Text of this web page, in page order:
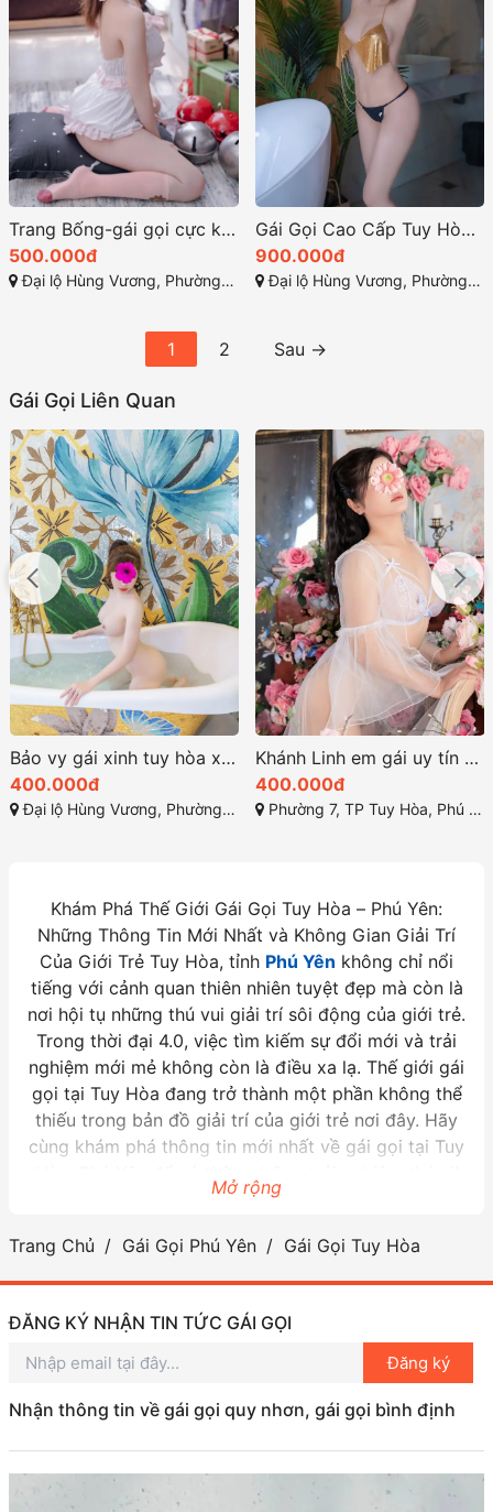
Trang Bống-gái gọi cực kỳ xinh đẹp tại Tuy Hòa, Phú Yên
500.000đ
Đại lộ Hùng Vương, Phường 7, Tuy Hòa, Phú Yên
Gái Gọi Cao Cấp Tuy Hòa: Nơi Đến Của Những Trải Nghiệm Đẳng Cấp
900.000đ
Đại lộ Hùng Vương, Phường 9, Tuy Hòa, Phú Yên
1 2 Sau →
Gái Gọi Liên Quan
Bảo vy gái xinh tuy hòa xinh đẹp và đầy sức hút
400.000đ
Đại lộ Hùng Vương, Phường 7, Tuy Hòa, Phú Yên
Khánh Linh em gái uy tín cho checker tp tuy hòa phú yên
400.000đ
Phường 7, TP Tuy Hòa, Phú Yên
Khám Phá Thế Giới Gái Gọi Tuy Hòa – Phú Yên:
Những Thông Tin Mới Nhất và Không Gian Giải Trí
Của Giới Trẻ Tuy Hòa, tỉnh Phú Yên không chỉ nổi
tiếng với cảnh quan thiên nhiên tuyệt đẹp mà còn là
nơi hội tụ những thú vui giải trí sôi động của giới trẻ.
Trong thời đại 4.0, việc tìm kiếm sự đổi mới và trải
nghiệm mới mẻ không còn là điều xa lạ. Thế giới gái
gọi tại Tuy Hòa đang trở thành một phần không thể
thiếu trong bản đồ giải trí của giới trẻ nơi đây. Hãy
cùng khám phá thông tin mới nhất về gái gọi tại Tuy
1. Nguyễn Đình Chiểu – Phường 7
uất nhất của Tuy Hòa, là nơi thường xuyên lui tới của
nhiều người. Với những quán cà phê, nhà hàng và
khu vui chơi giải trí đa dạng, khu vực này còn được
biết đến như là điểm hội tụ củanhững cô gái gọi nổi
. Đường phố Nguyễn Đình Chiểu không chỉ là nơi
để thưởng thức những món ăn ngon, mà còn là
“chốn dừng chân” của những tâm hồn đang tìm kiếm
niềm vui trong cuộc sống.
Mở rộng
Trang Chủ Gái Gọi Phú Yên Gái Gọi Tuy Hòa
ĐĂNG KÝ NHẬN TIN TỨC GÁI GỌI
Đăng ký
Nhận thông tin về gái gọi quy nhơn, gái gọi bình định